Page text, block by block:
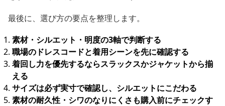
最後に、選び方の要点を整理します。
素材・シルエット・明度の3軸で判断する
職場のドレスコードと着用シーンを先に確認する
着回し力を優先するならスラックスかジャケットから揃
える
サイズは必ず実寸で確認し、シルエットにこだわる
素材の耐久性・シワのなりにくさも購入前にチェックす